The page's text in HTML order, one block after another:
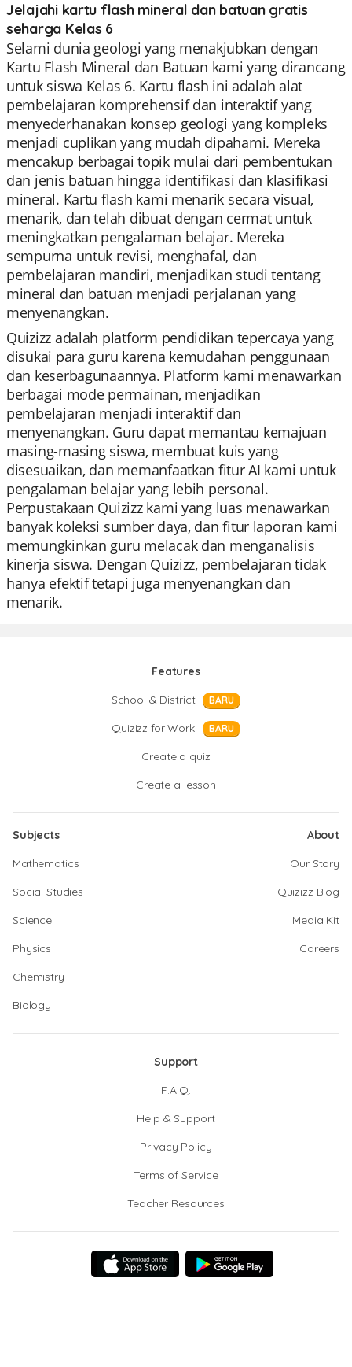
Jelajahi kartu flash mineral dan batuan gratis
seharga Kelas 6
Selami dunia geologi yang menakjubkan dengan
Kartu Flash Mineral dan Batuan kami yang dirancang
untuk siswa Kelas 6. Kartu flash ini adalah alat
pembelajaran komprehensif dan interaktif yang
menyederhanakan konsep geologi yang kompleks
menjadi cuplikan yang mudah dipahami. Mereka
mencakup berbagai topik mulai dari pembentukan
dan jenis batuan hingga identifikasi dan klasifikasi
mineral. Kartu flash kami menarik secara visual,
menarik, dan telah dibuat dengan cermat untuk
meningkatkan pengalaman belajar. Mereka
sempurna untuk revisi, menghafal, dan
pembelajaran mandiri, menjadikan studi tentang
mineral dan batuan menjadi perjalanan yang
menyenangkan.
Quizizz adalah platform pendidikan tepercaya yang
disukai para guru karena kemudahan penggunaan
dan keserbagunaannya. Platform kami menawarkan
berbagai mode permainan, menjadikan
pembelajaran menjadi interaktif dan
menyenangkan. Guru dapat memantau kemajuan
masing-masing siswa, membuat kuis yang
disesuaikan, dan memanfaatkan fitur AI kami untuk
pengalaman belajar yang lebih personal.
Perpustakaan Quizizz kami yang luas menawarkan
banyak koleksi sumber daya, dan fitur laporan kami
memungkinkan guru melacak dan menganalisis
kinerja siswa. Dengan Quizizz, pembelajaran tidak
hanya efektif tetapi juga menyenangkan dan
menarik.
Features
School & District
BARU
Quizizz for Work BARU
Create a quiz
Create a lesson
Subjects
Mathematics
Social Studies
Science
Physics
Chemistry
Biology
About
Our Story
Quizizz Blog
Media Kit
Careers
Support
F.A.Q.
Help & Support
Privacy Policy
Terms of Service
Teacher Resources